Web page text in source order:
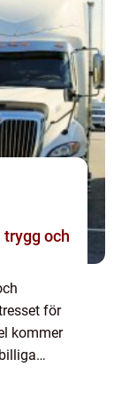
för
kommer